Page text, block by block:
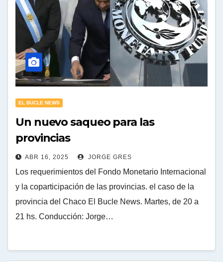
EL BUCLE NEWS
Un nuevo saqueo para las
provincias
ABR 16, 2025 JORGE GRES
Los requerimientos del Fondo Monetario Internacional
y la coparticipación de las provincias. el caso de la
provincia del Chaco El Bucle News. Martes, de 20 a
21 hs. Conducción: Jorge…